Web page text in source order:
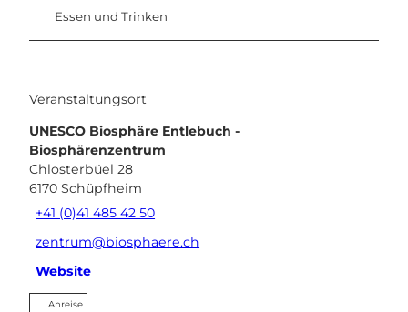
Essen und Trinken
Veranstaltungsort
UNESCO Biosphäre Entlebuch -
Biosphärenzentrum
Chlosterbüel 28
6170 Schüpfheim
+41 (0)41 485 42 50
zentrum@biosphaere.ch
Website
Anreise